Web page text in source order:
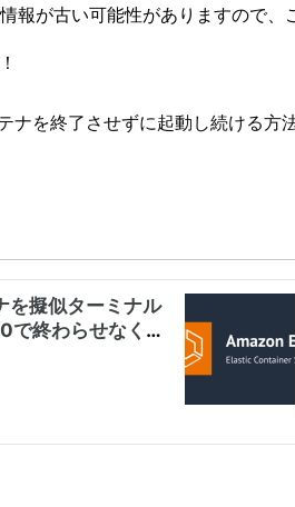
が古い可能性がありますので、
を終了させずに起動し続ける方